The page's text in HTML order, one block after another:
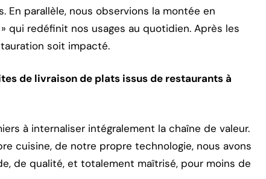
En parallèle, nous observions la montée en
qui redéfinit nos usages au quotidien. Après les
soit impacté.
de livraison de plats issus de restaurants à
à internaliser intégralement la chaîne de valeur.
cuisine, de notre propre technologie, nous avons
de qualité, et totalement maîtrisé, pour moins de